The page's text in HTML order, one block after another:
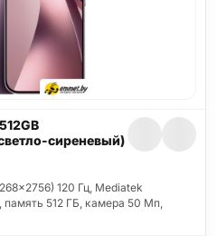
сиреневый)
120 Гц, Mediatek
512 ГБ, камера 50 Мп,